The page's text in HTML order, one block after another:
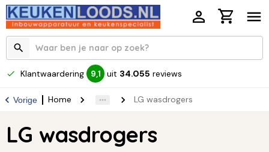
Klantwaardering 9,1 uit 34.055 reviews
Vorige Home LG wasdrogers
LG wasdrogers